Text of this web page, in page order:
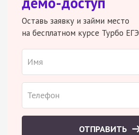
Оставь заявку и займи место
на бесплатном курсе Турбо ЕГЭ
ОТПРАВИТЬ